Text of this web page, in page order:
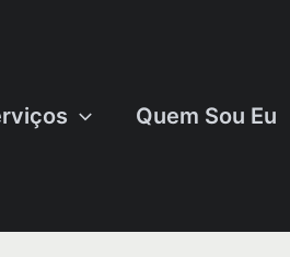
Quem Sou Eu